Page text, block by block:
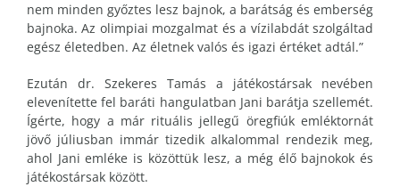
nem minden győztes lesz bajnok, a barátság és emberség
bajnoka. Az olimpiai mozgalmat és a vízilabdát szolgáltad
egész életedben. Az életnek valós és igazi értéket adtál.”
Ezután dr. Szekeres Tamás a játékostársak nevében
elevenítette fel baráti hangulatban Jani barátja szellemét.
Ígérte, hogy a már rituális jellegű öregfiúk emléktornát
jövő júliusban immár tizedik alkalommal rendezik meg,
ahol Jani emléke is közöttük lesz, a még élő bajnokok és
játékostársak között.